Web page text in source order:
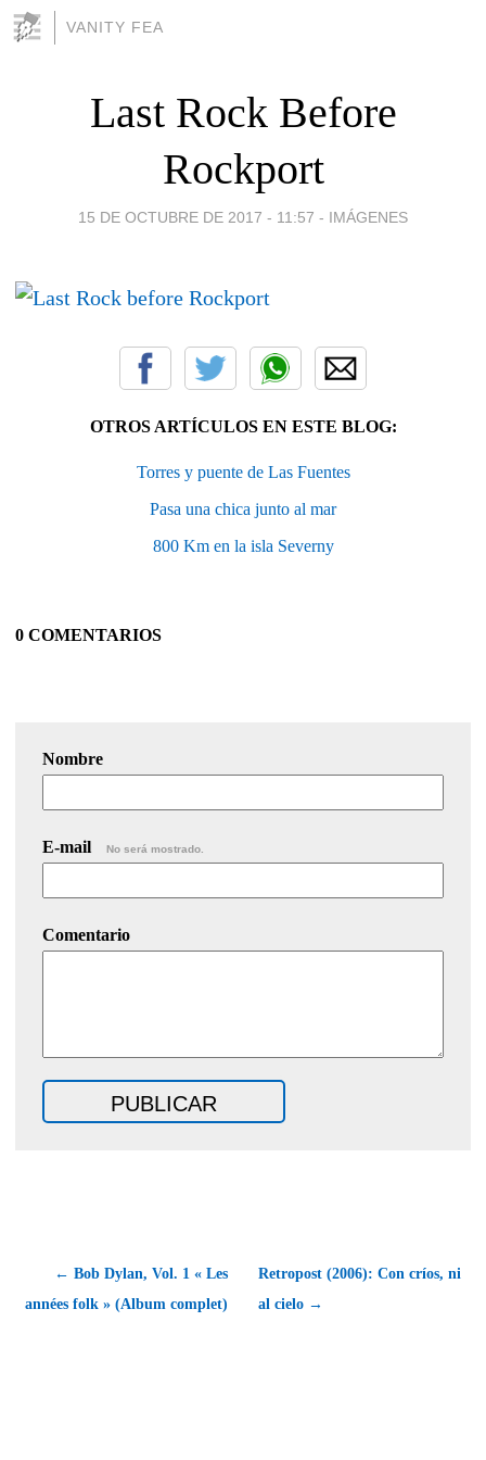
VANITY FEA
Last Rock Before
Rockport
15 DE OCTUBRE DE 2017 - 11:57 - IMÁGENES
OTROS ARTÍCULOS EN ESTE BLOG:
Torres y puente de Las Fuentes
Pasa una chica junto al mar
800 Km en la isla Severny
0 COMENTARIOS
Nombre
E-mail No será mostrado.
Comentario
← Bob Dylan, Vol. 1 « Les
années folk » (Album complet)
Retropost (2006): Con críos, ni
al cielo →